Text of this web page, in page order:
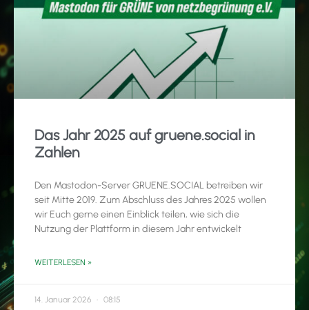
Das Jahr 2025 auf gruene.social in
Zahlen
Den Mastodon-Server GRUENE.SOCIAL betreiben wir
seit Mitte 2019. Zum Abschluss des Jahres 2025 wollen
wir Euch gerne einen Einblick teilen, wie sich die
Nutzung der Plattform in diesem Jahr entwickelt
WEITERLESEN »
14. Januar 2026 08:15